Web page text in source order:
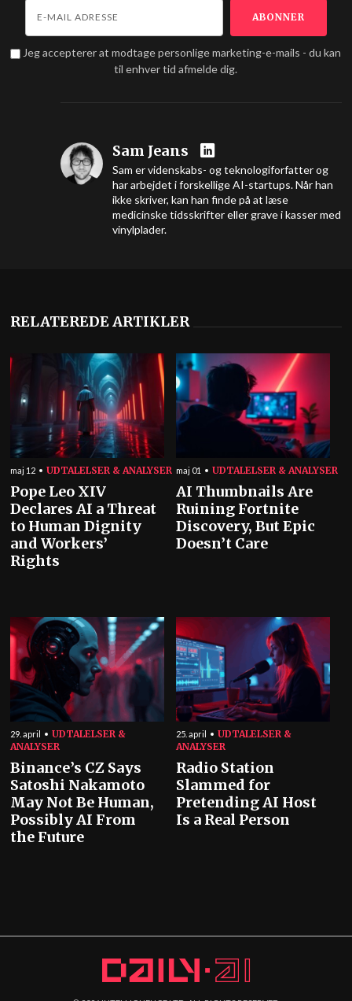
Jeg accepterer at modtage personlige marketing-e-mails - du kan
til enhver tid afmelde dig.
Sam Jeans
Sam er videnskabs- og teknologiforfatter og
har arbejdet i forskellige AI-startups. Når han
ikke skriver, kan han finde på at læse
medicinske tidsskrifter eller grave i kasser med
vinylplader.
RELATEREDE ARTIKLER
maj 12 UDTALELSER & ANALYSER
Pope Leo XIV
Declares AI a Threat
to Human Dignity
and Workers’
Rights
maj 01 UDTALELSER & ANALYSER
AI Thumbnails Are
Ruining Fortnite
Discovery, But Epic
Doesn’t Care
29. april
UDTALELSER &
ANALYSER
Binance’s CZ Says
Satoshi Nakamoto
May Not Be Human,
Possibly AI From
the Future
25. april
UDTALELSER &
ANALYSER
Radio Station
Slammed for
Pretending AI Host
Is a Real Person